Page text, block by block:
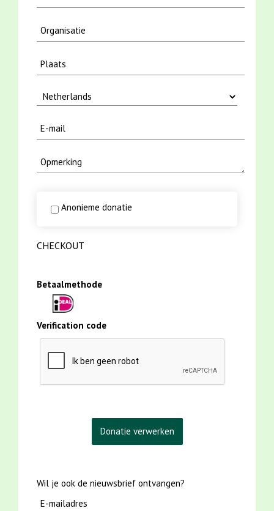
Anonieme donatie
CHECKOUT
Betaalmethode
Verification code
Wil je ook de nieuwsbrief ontvangen?